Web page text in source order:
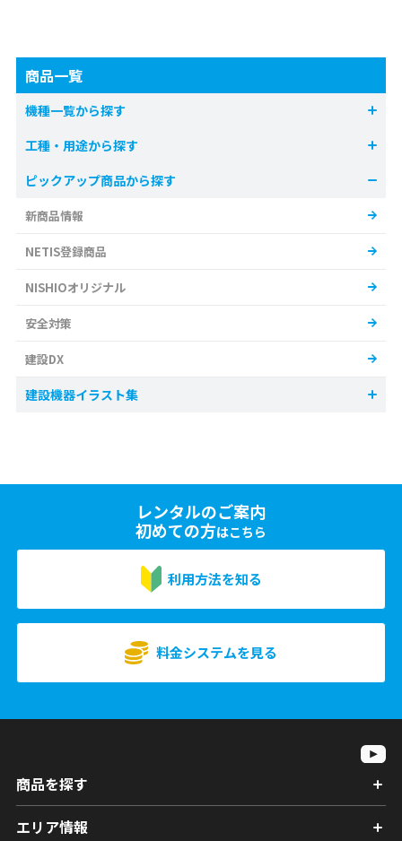
商品一覧
機種一覧から探す
工種・用途から探す
ピックアップ商品から探す
新商品情報
NETIS登録商品
NISHIOオリジナル
安全対策
建設DX
建設機器イラスト集
レンタルのご案内
初めての方はこちら
利用方法を知る
料金システムを見る
商品を探す
エリア情報